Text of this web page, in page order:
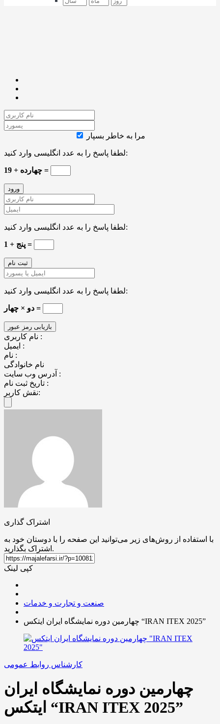
مرا به خاطر بسپار
لطفا پاسخ را به عدد انگلیسی وارد کنید:
چهارده + 19 =
لطفا پاسخ را به عدد انگلیسی وارد کنید:
پنج + 1 =
لطفا پاسخ را به عدد انگلیسی وارد کنید:
دو × چهار =
نام کاربری :
ایمیل :
نام :
نام خانوادگی
آدرس وب سایت :
تاریخ ثبت نام :
نقش کاربر:
اشتراک گذاری
با استفاده از روش‌های زیر می‌توانید این صفحه را با دوستان خود به
اشتراک بگذارید.
کپی لینک
صنعت و تجارت و خدمات
چهارمین دوره نمایشگاه ایران ایتکس “IRAN ITEX 2025”
کارشناس روابط عمومی
چهارمین دوره نمایشگاه ایران
ایتکس “IRAN ITEX 2025”